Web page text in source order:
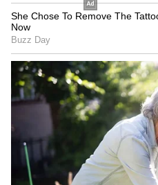
ರಾಹು ದೋಷ
Dosha)
ಹರಿಯುವ ನೀರಿನಲ್ಲಿ 2
ಬಿಡುವುದರಿಂದ ರಾಹು
ಶನಿವಾರ ಉಪವಾಸ
ರೀತಿಯ ರಾಹು